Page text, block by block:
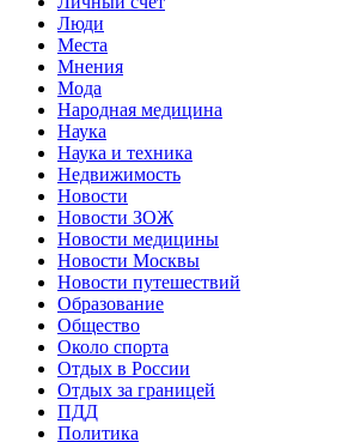
Люди
Места
Мнения
Мода
Народная медицина
Наука
Наука и техника
Недвижимость
Новости
Новости ЗОЖ
Новости медицины
Новости Москвы
Новости путешествий
Образование
Общество
Около спорта
Отдых в России
Отдых за границей
ПДД
Политика